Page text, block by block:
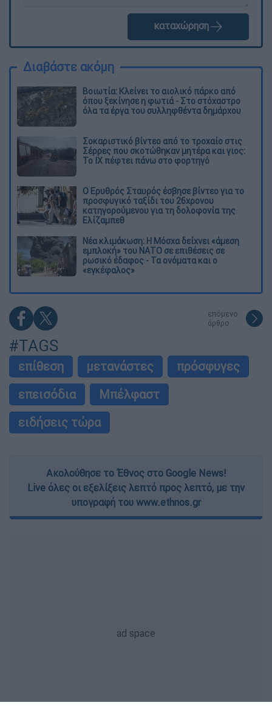
καταχώρηση
Διαβάστε ακόμη
Βοιωτία: Κλείνει το αιολικό πάρκο από
όπου ξεκίνησε η φωτιά - Στο στόχαστρο
όλα τα έργα του συλληφθέντα δημάρχου
Σοκαριστικό βίντεο από το τροχαίο στις
Σέρρες που σκοτώθηκαν μητέρα και γιος:
Το ΙΧ πέφτει πάνω στο φορτηγό
Ο Ερυθρός Σταυρός έσβησε βίντεο για το
προσφυγικό ταξίδι του 26χρονου
κατηγορούμενου για τη δολοφονία της
Ελίζαμπεθ
Νέα κλιμάκωση: Η Μόσχα δείχνει «άμεση
εμπλοκή» του ΝΑΤΟ σε επιθέσεις σε
ρωσικό έδαφος - Τα ονόματα και ο
«εγκέφαλος»
επόμενο
άρθρο
#TAGS
επίθεση μετανάστες
πρόσφυγες
επεισόδια
Μπέλφαστ
ειδήσεις τώρα
Ακολούθησε το Έθνος στο Google News!
Live όλες οι εξελίξεις λεπτό προς λεπτό, με την
υπογραφή του www.ethnos.gr